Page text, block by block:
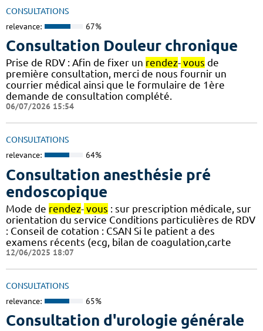
CONSULTATIONS
relevance: 67%
Consultation Douleur chronique
Prise de RDV : Afin de fixer un rendez- vous de
première consultation, merci de nous fournir un
courrier médical ainsi que le formulaire de 1ère
demande de consultation complété.
06/07/2026 15:54
CONSULTATIONS
relevance: 64%
Consultation anesthésie pré
endoscopique
Mode de rendez- vous : sur prescription médicale, sur
orientation du service Conditions particulières de RDV
: Conseil de cotation : CSAN Si le patient a des
examens récents (ecg, bilan de coagulation,carte
12/06/2025 18:07
CONSULTATIONS
relevance: 65%
Consultation d'urologie générale